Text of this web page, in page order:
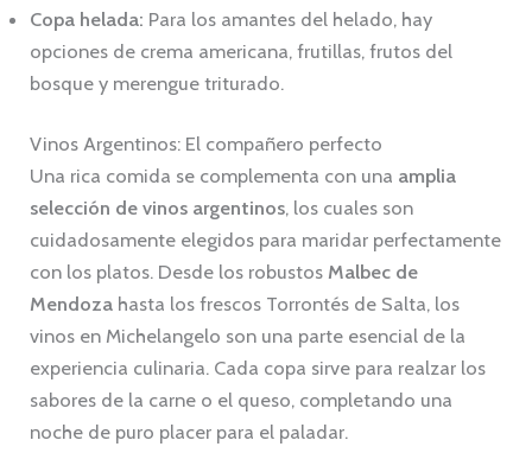
Copa helada: Para los amantes del helado, hay
opciones de crema americana, frutillas, frutos del
bosque y merengue triturado.
Vinos Argentinos: El compañero perfecto
Una rica comida se complementa con una amplia
selección de vinos argentinos, los cuales son
cuidadosamente elegidos para maridar perfectamente
con los platos. Desde los robustos Malbec de
Mendoza hasta los frescos Torrontés de Salta, los
vinos en Michelangelo son una parte esencial de la
experiencia culinaria. Cada copa sirve para realzar los
sabores de la carne o el queso, completando una
noche de puro placer para el paladar.